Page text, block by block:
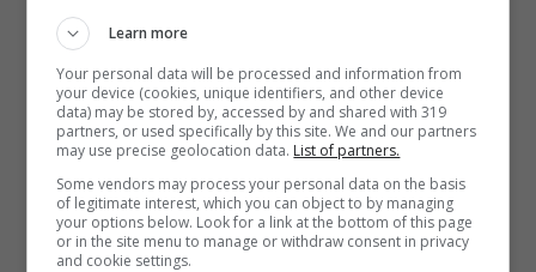
prestigiose. Dopo aver perso il mondiale di un
solo punto ai danni del finlandese.
Learn more
Your personal data will be processed and information from
your device (cookies, unique identifiers, and other device
data) may be stored by, accessed by and shared with 319
partners, or used specifically by this site. We and our partners
may use precise geolocation data. List of partners.
Some vendors may process your personal data on the basis
of legitimate interest, which you can object to by managing
your options below. Look for a link at the bottom of this page
or in the site menu to manage or withdraw consent in privacy
and cookie settings.